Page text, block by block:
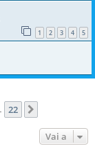
1 2 3 4 5
22
Vai a